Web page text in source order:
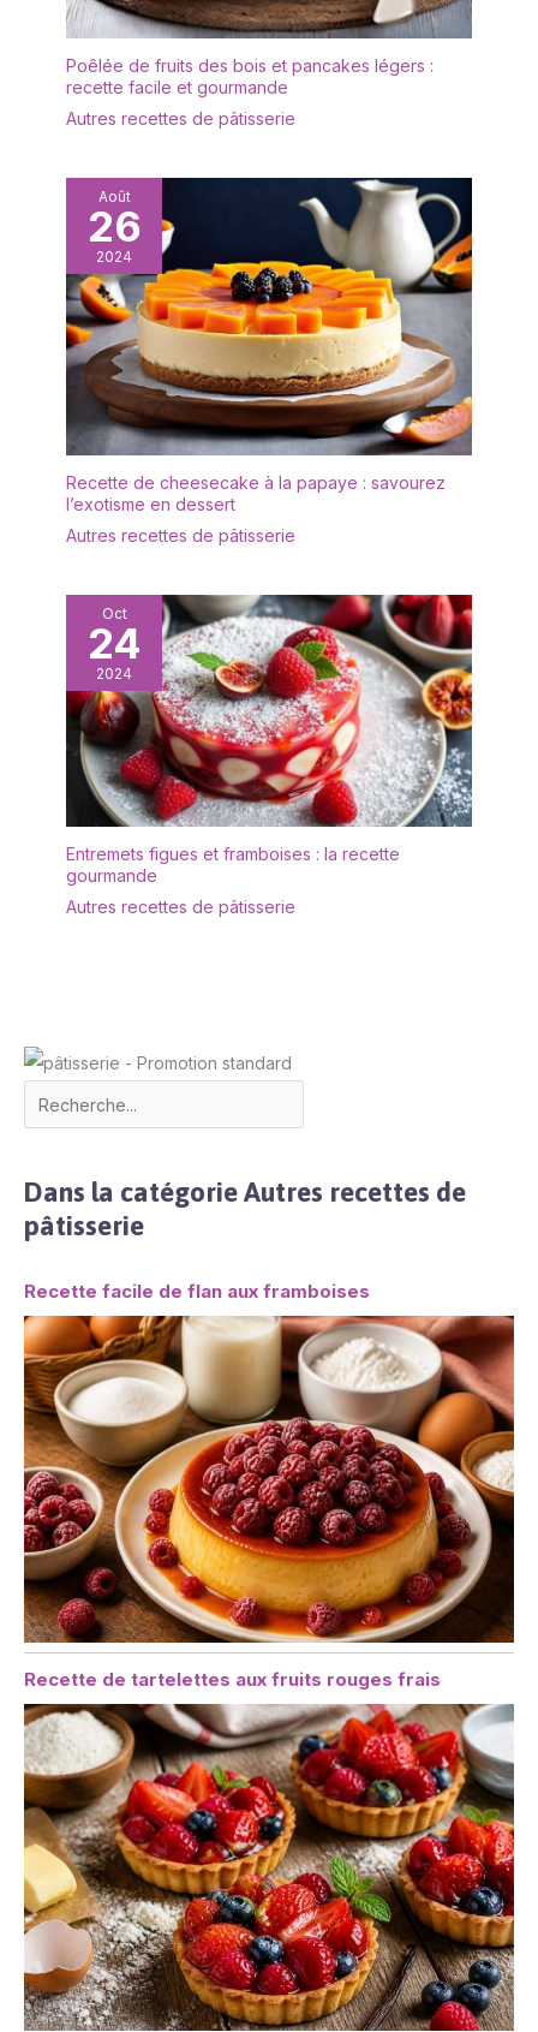
rebords empêchent les
déversements, gardent
le comptoir et la table
propres. Cadeau idéal
pour la fête des mères,
emballage bien conçu
protège la vaisselle en
toute sécurité pendant le
transport. Nous vous
offrirons un
remplacement gratuit si
les plateaux arrivent
cassés
mesure L 35,3 × W 14,7
pour contenir et afficher
gâteaux, de la viande,
des collations et des
pâtisseries. Bon pour le
brunch, le dîner, la fête,
le mariage et bien
d'autres occasions. Le
plateau de service
Wishdeco peut être
utilisé non seulement
comme apéritif, mais
aussi comme plateau de
service pour les steaks
de taille moyenne avec
accompagnements
d'assiettes est d'un
ergonomique et un
rebord étroit. Les
rebords empêchent les
déversements, gardent
le comptoir et la table
propres. Cadeau idéal
pour la fête des mères,
la fête des pères
EMBALLAGE: Un
protège la vaisselle en
transport. Nous vous
Poêlée de fruits des bois et pancakes légers :
recette facile et gourmande
Autres recettes de pâtisserie
Août
26
2024
Recette de cheesecake à la papaye : savourez
l’exotisme en dessert
Autres recettes de pâtisserie
Oct
24
2024
Entremets figues et framboises : la recette
gourmande
Autres recettes de pâtisserie
Dans la catégorie Autres recettes de
pâtisserie
Recette facile de flan aux framboises
Recette de tartelettes aux fruits rouges frais